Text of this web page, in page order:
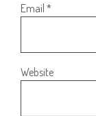
Email *
Website